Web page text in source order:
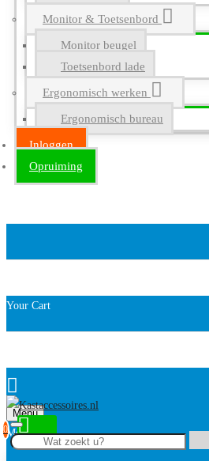
Monitor & Toetsenbord
Monitor beugel
Toetsenbord lade
Ergonomisch werken
Ergonomisch bureau
Inloggen
Opruiming
Your Cart
Menu
0